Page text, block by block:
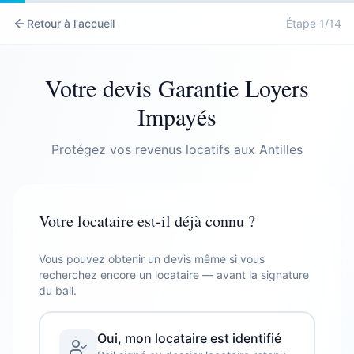
Retour à l'accueil Étape 1/14
Votre devis Garantie Loyers
Impayés
Protégez vos revenus locatifs aux Antilles
Votre locataire est-il déjà connu ?
Vous pouvez obtenir un devis même si vous
recherchez encore un locataire — avant la signature
du bail.
Oui, mon locataire est identifié
Habitation exclusive
Un appartement
Type de logement
Le bail contient une clause résolutoire
Loyer mensuel hors charges (€)
Charges mensuelles (€)
1 2 3
Locataire 1
Basic — l'essentiel
Loyers impayés, détériorations
immobilières, protection juridique &
Sans franchise
Indemnisation dès le 1er loyer impayé